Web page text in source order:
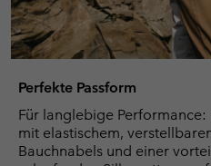
Perfekte Passform
Für langlebige
mit elastischem,
Bauchnabels und einer